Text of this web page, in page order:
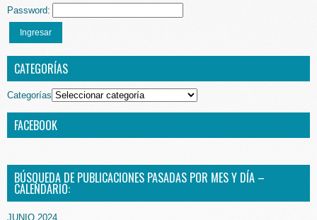
Password:
Ingresar
CATEGORÍAS
Categorías
FACEBOOK
BÚSQUEDA DE PUBLICACIONES PASADAS POR MES Y DÍA –
CALENDARIO:
JUNIO 2024